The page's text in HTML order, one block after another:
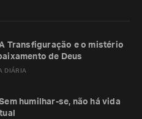
DIÁRIA
Transfiguração e o mistério
de Deus
humilhar-se, não há vida